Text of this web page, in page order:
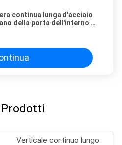
continua lunga d'acciaio
della porta dell'interno a
Verticale continuo lungo